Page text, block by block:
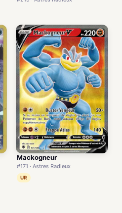
Mackogneur
#171 · Astres Radieux
UR